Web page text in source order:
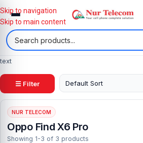
Skip to navigation
Skip to main content
text
☰ Filter
NUR TELECOM
Oppo Find X6 Pro
Showing 1-3 of 3 products